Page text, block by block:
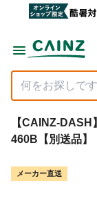
【CAINZ-
460B【別送品】
メーカー直送